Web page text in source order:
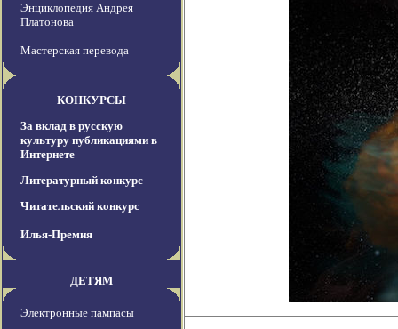
Энциклопедия Андрея
Платонова
Мастерская перевода
КОНКУРСЫ
За вклад в русскую
культуру публикациями в
Интернете
Литературный конкурс
Читательский конкурс
Илья-Премия
ДЕТЯМ
Электронные пампасы